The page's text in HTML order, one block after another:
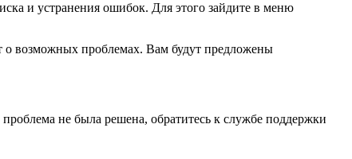
и устранения ошибок. Для этого зайдите в меню
о возможных проблемах. Вам будут предложены
не была решена, обратитесь к службе поддержки